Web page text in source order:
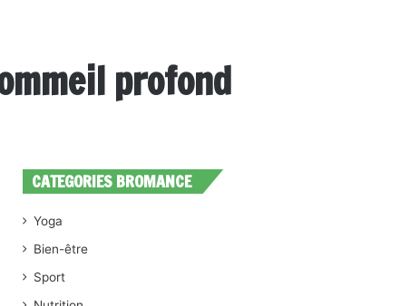
profond
CATEGORIES BROMANCE
Yoga
Bien-être
Sport